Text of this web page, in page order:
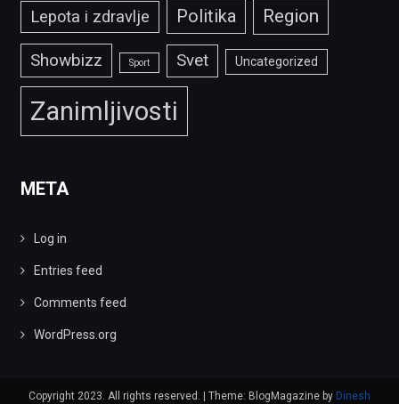
Lepota i zdravlje Politika Region
Showbizz Sport Svet Uncategorized
Zanimljivosti
META
Log in
Entries feed
Comments feed
WordPress.org
Copyright 2023. All rights reserved. Theme: BlogMagazine by Dinesh